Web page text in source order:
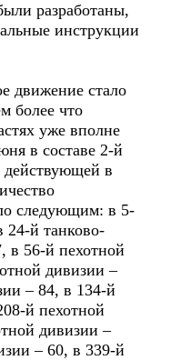
разработаны,
инструкции
движение стало
более что
уже вполне
в составе 2-й
действующей в
следующим: в 5-
24-й танково-
в 56-й пехотной
дивизии –
– 84, в 134-й
й пехотной
дивизии –
– 60, в 339-й